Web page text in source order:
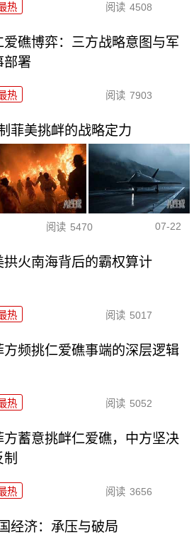
热 阅读 4508
爱礁博弈：三方战略意图与军
部署
热 阅读 7903
菲美挑衅的战略定力
阅读 5470 07-22
拱火南海背后的霸权算计
热 阅读 5017
方频挑仁爱礁事端的深层逻辑
热 阅读 5052
方蓄意挑衅仁爱礁，中方坚决
制
热 阅读 3656
经济：承压与破局